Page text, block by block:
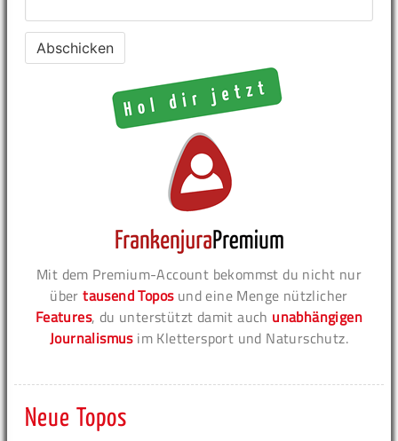
Mit dem Premium-Account bekommst du nicht nur
übertausend Toposund eine Menge nützlicher
Features, du unterstützt damit auch unabhängigen
Journalismusim Klettersport und Naturschutz.
Neue Topos